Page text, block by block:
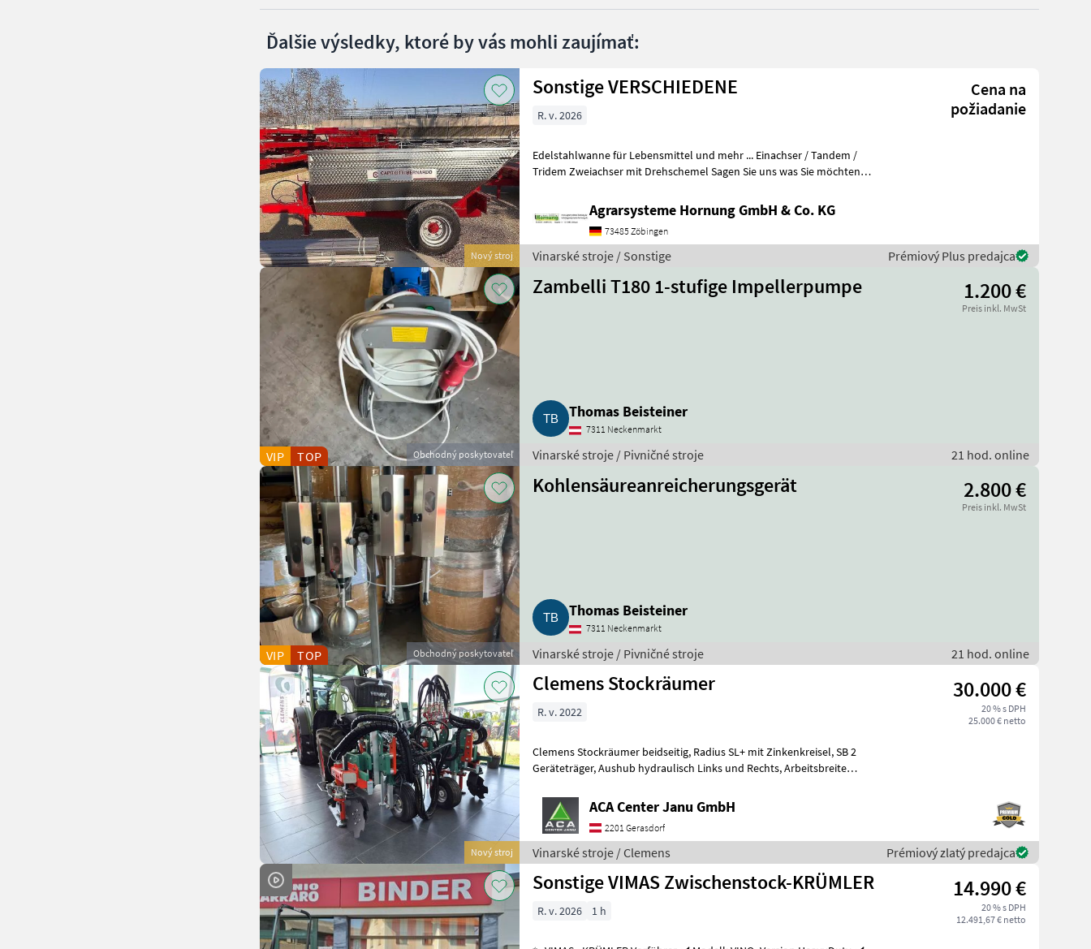
Ďalšie výsledky, ktoré by vás mohli zaujímať:
Nový stroj
Sonstige VERSCHIEDENE
Cena na
požiadanie
R. v. 2026
Edelstahlwanne für Lebensmittel und mehr ... Einachser / Tandem /
Tridem Zweiachser mit Drehschemel Sagen Sie uns was Sie möchten
Agrarsysteme Hornung GmbH & Co. KG
73485 Zöbingen
Vinarské stroje / Sonstige Prémiový Plus predajca
Obchodný poskytovateľ
VIP TOP
Zambelli T180 1-stufige Impellerpumpe 1.200 €
Preis inkl. MwSt
Thomas Beisteiner
7311 Neckenmarkt
Vinarské stroje / Pivničné stroje 21 hod. online
Obchodný poskytovateľ
VIP TOP
Kohlensäureanreicherungsgerät 2.800 €
Preis inkl. MwSt
Thomas Beisteiner
7311 Neckenmarkt
Vinarské stroje / Pivničné stroje 21 hod. online
Nový stroj
Clemens Stockräumer 30.000 €
20 % s DPH
25.000 € netto
R. v. 2022
Clemens Stockräumer beidseitig, Radius SL+ mit Zinkenkreisel, SB 2
Geräteträger, Aushub hydraulisch Links und Rechts, Arbeitsbreite
ACA Center Janu GmbH
2201 Gerasdorf
Vinarské stroje / Clemens Prémiový zlatý predajca
Sonstige VIMAS Zwischenstock-KRÜMLER 14.990 €
20 % s DPH
12.491,67 € netto
R. v. 2026 1 h